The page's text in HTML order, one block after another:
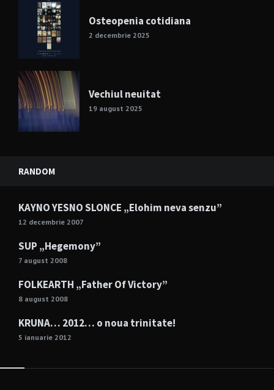
Osteopenia cotidiana
2 decembrie 2025
Vechiul neuitat
19 august 2025
RANDOM
KAYNO YESNO SLONCE „Elohim neva senzu”
12 decembrie 2007
SUP „Hegemony”
7 august 2008
FOLKEARTH „Father Of Victory”
8 august 2008
KRUNA… 2012… o noua trinitate!
5 ianuarie 2012